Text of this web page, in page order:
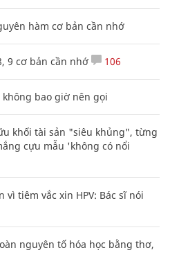
hàm cơ bản cần nhớ
9 cơ bản cần nhớ 106
bao giờ nên gọi
khối tài sản "siêu khủng", từng
cựu mẫu 'không có nổi
tiêm vắc xin HPV: Bác sĩ nói
nguyên tố hóa học bằng thơ,